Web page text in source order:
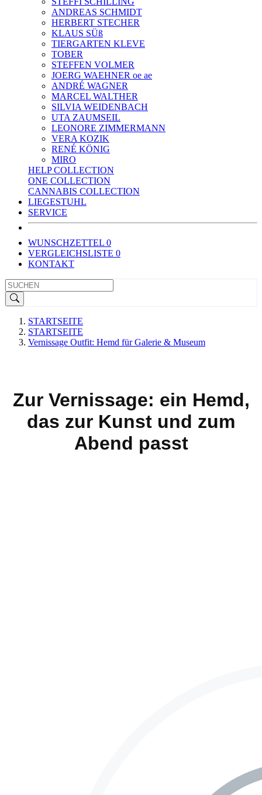
ANDREAS SCHMIDT
HERBERT STECHER
KLAUS SÜß
TIERGARTEN KLEVE
TOBER
STEFFEN VOLMER
JOERG WAEHNER oe ae
ANDRÉ WAGNER
MARCEL WALTHER
SILVIA WEIDENBACH
UTA ZAUMSEIL
LEONORE ZIMMERMANN
VERA KOZIK
RENÉ KÖNIG
MIRO
HELP COLLECTION
ONE COLLECTION
CANNABIS COLLECTION
LIEGESTUHL
SERVICE
WUNSCHZETTEL 0
VERGLEICHSLISTE 0
KONTAKT
STARTSEITE
STARTSEITE
Vernissage Outfit: Hemd für Galerie & Museum
Zur Vernissage: ein Hemd,
das zur Kunst und zum
Abend passt